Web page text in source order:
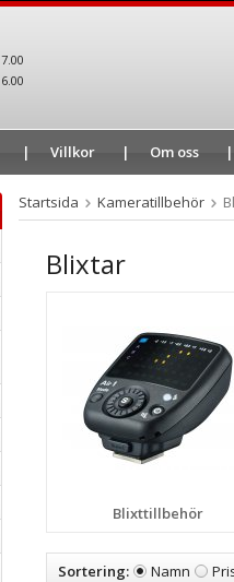
Villkor Om oss
Startsida Kameratillbehör
Blixtar
Blixttillbehör
Sortering: Namn